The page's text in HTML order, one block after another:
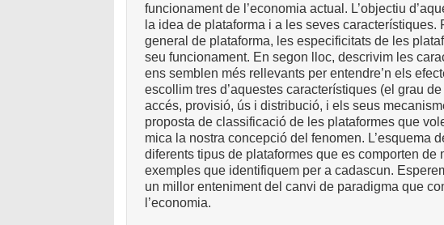
funcionament de l’economia actual. L’objectiu
la idea de plataforma i a les seves
general de plataforma, les especificitats de les
seu funcionament. En segon lloc, descrivim les
ens semblen més rellevants per entendre’n els
escollim tres d’aquestes característiques (el grau
accés, provisió, ús i distribució, i els seus
proposta de classificació de les plataformes que
mica la nostra concepció del fenomen. L’esquema
diferents tipus de plataformes que es comporten de
exemples que identifiquem per a cadascun.
un millor enteniment del canvi de paradigma que
l’economia.